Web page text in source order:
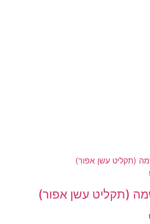
(תקליט עשן אפור)